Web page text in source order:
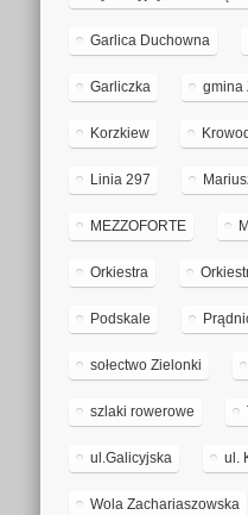
Garlica Duchowna
Garliczka gmina
Korzkiew
Linia 297
MEZZOFORTE
Orkiestra
Podskale
sołectwo Zielonki
szlaki rowerowe
ul.Galicyjska ul.
Wola Zachariaszowska